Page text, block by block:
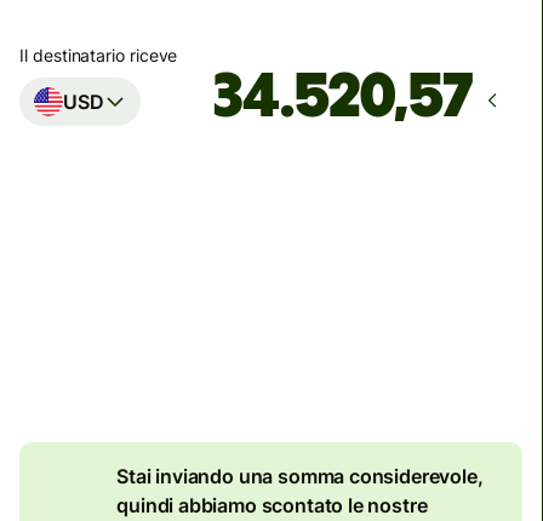
Il destinatario riceve
USD
Stai inviando una somma considerevole,
quindi abbiamo scontato le nostre